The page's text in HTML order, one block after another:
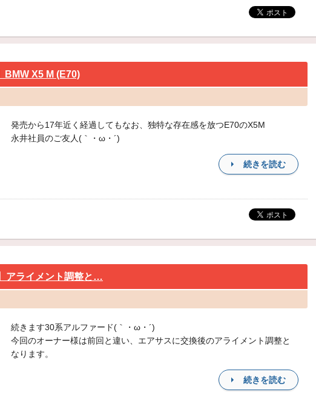
BMW X5 M (E70)
発売から17年近く経過してもなお、独特な存在感を放つE70のX5M
永井社員のご友人(｀・ω・´)
続きを読む
アライメント調整と…
続きます30系アルファード(｀・ω・´)
今回のオーナー様は前回と違い、エアサスに交換後のアライメント調整と
なります。
続きを読む